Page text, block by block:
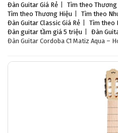
Đàn Guitar Giá Rẻ
Tìm theo
Tìm theo Thương Hiệu
Tìm theo
Đàn Guitar Classic Giá Rẻ
Tìm theo
Đàn guitar tầm giá 5 triệu
Đàn
Đàn Guitar Cordoba C1 Matiz Aqua –